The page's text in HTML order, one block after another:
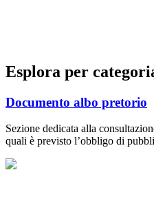
Esplora per
Documento albo pretorio
Sezione dedicata alla
quali è previsto l’obbligo di